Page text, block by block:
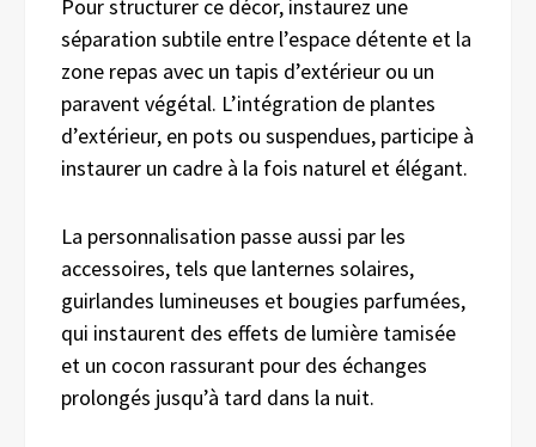
Pour structurer ce décor, instaurez une
séparation subtile entre l’espace détente et la
zone repas avec un tapis d’extérieur ou un
paravent végétal. L’intégration de plantes
d’extérieur, en pots ou suspendues, participe à
instaurer un cadre à la fois naturel et élégant.
La personnalisation passe aussi par les
accessoires, tels que lanternes solaires,
guirlandes lumineuses et bougies parfumées,
qui instaurent des effets de lumière tamisée
et un cocon rassurant pour des échanges
prolongés jusqu’à tard dans la nuit.